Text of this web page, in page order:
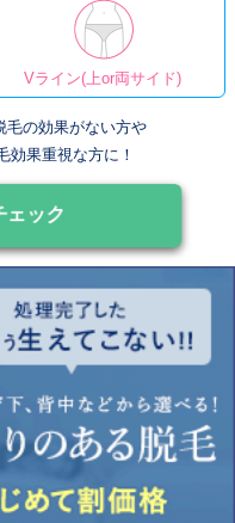
Vライン(上or両サイド)
毛の効果がない方や
効果重視な方に！
ェック